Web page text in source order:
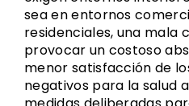
sea en entornos
residenciales, una mala
provocar un costoso
menor satisfacción de
negativos para la salud